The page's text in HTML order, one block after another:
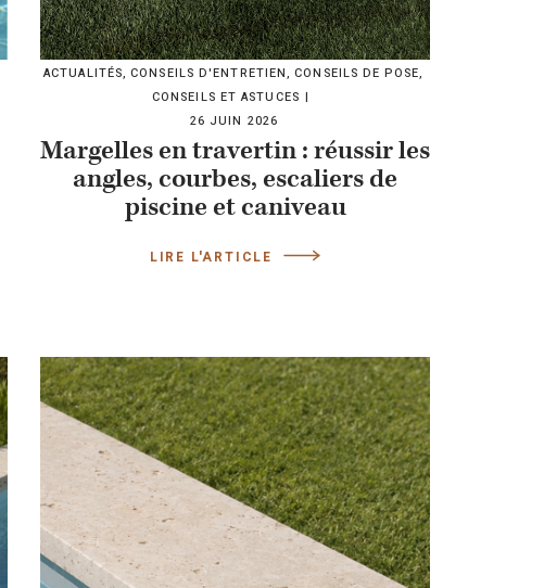
ACTUALITÉS, CONSEILS D'ENTRETIEN, CONSEILS DE POSE,
CONSEILS ET ASTUCES
26 JUIN 2026
Margelles en travertin : réussir les
angles, courbes, escaliers de
piscine et caniveau
LIRE L'ARTICLE